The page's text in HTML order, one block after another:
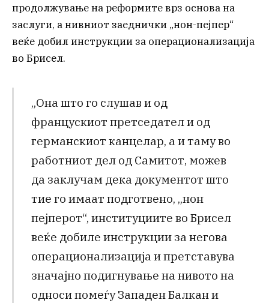
продолжување на реформите врз основа на
заслуги, а нивниот заеднички „нон-пејпер“
веќе добил инструкции за операционализација
во Брисел.
„Она што го слушав и од
францускиот претседател и од
германскиот канцелар, а и таму во
работниот дел од Самитот, можев
да заклучам дека документот што
тие го имаат подготвено, „нон
пејперот“, институциите во Брисел
веќе добиле инструкции за негова
операционализација и претставува
значајно подигнување на нивото на
односи помеѓу Западен Балкан и